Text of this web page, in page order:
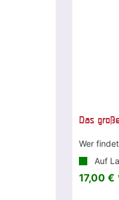
Das
Wer
Auf
17,00 €